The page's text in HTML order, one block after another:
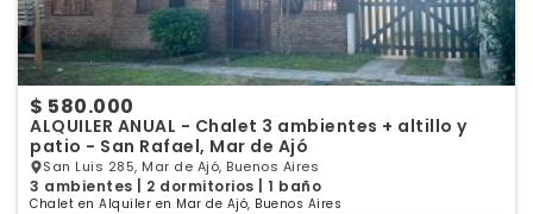
$ 580.000
ALQUILER ANUAL - Chalet 3 ambientes + altillo y
patio - San Rafael, Mar de Ajó
San Luis 285, Mar de Ajó, Buenos Aires
3 ambientes | 2 dormitorios | 1 baño
Chalet en Alquiler en Mar de Ajó, Buenos Aires